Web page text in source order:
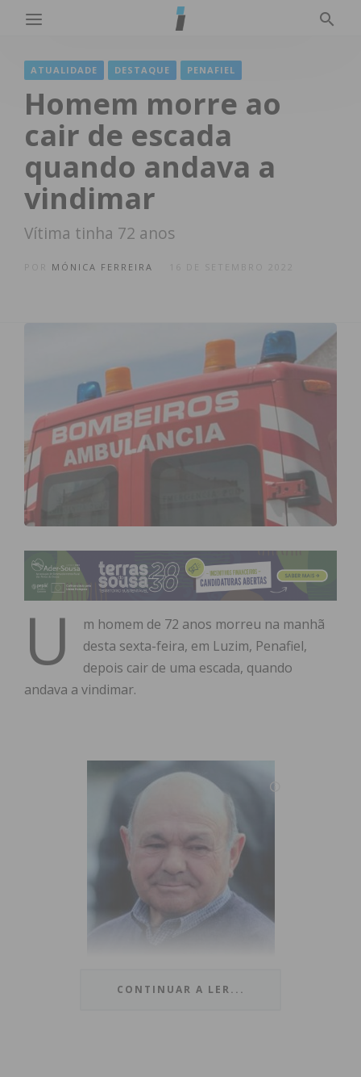
ATUALIDADE DESTAQUE PENAFIEL
Homem morre ao
cair de escada
quando andava a
vindimar
Vítima tinha 72 anos
MÓNICA FERREIRA 16 DE SETEMBRO 2022
U
m homem de 72 anos morreu na manhã
desta sexta-feira, em Luzim, Penafiel,
depois cair de uma escada, quando
andava a vindimar.
CONTINUAR A LER...